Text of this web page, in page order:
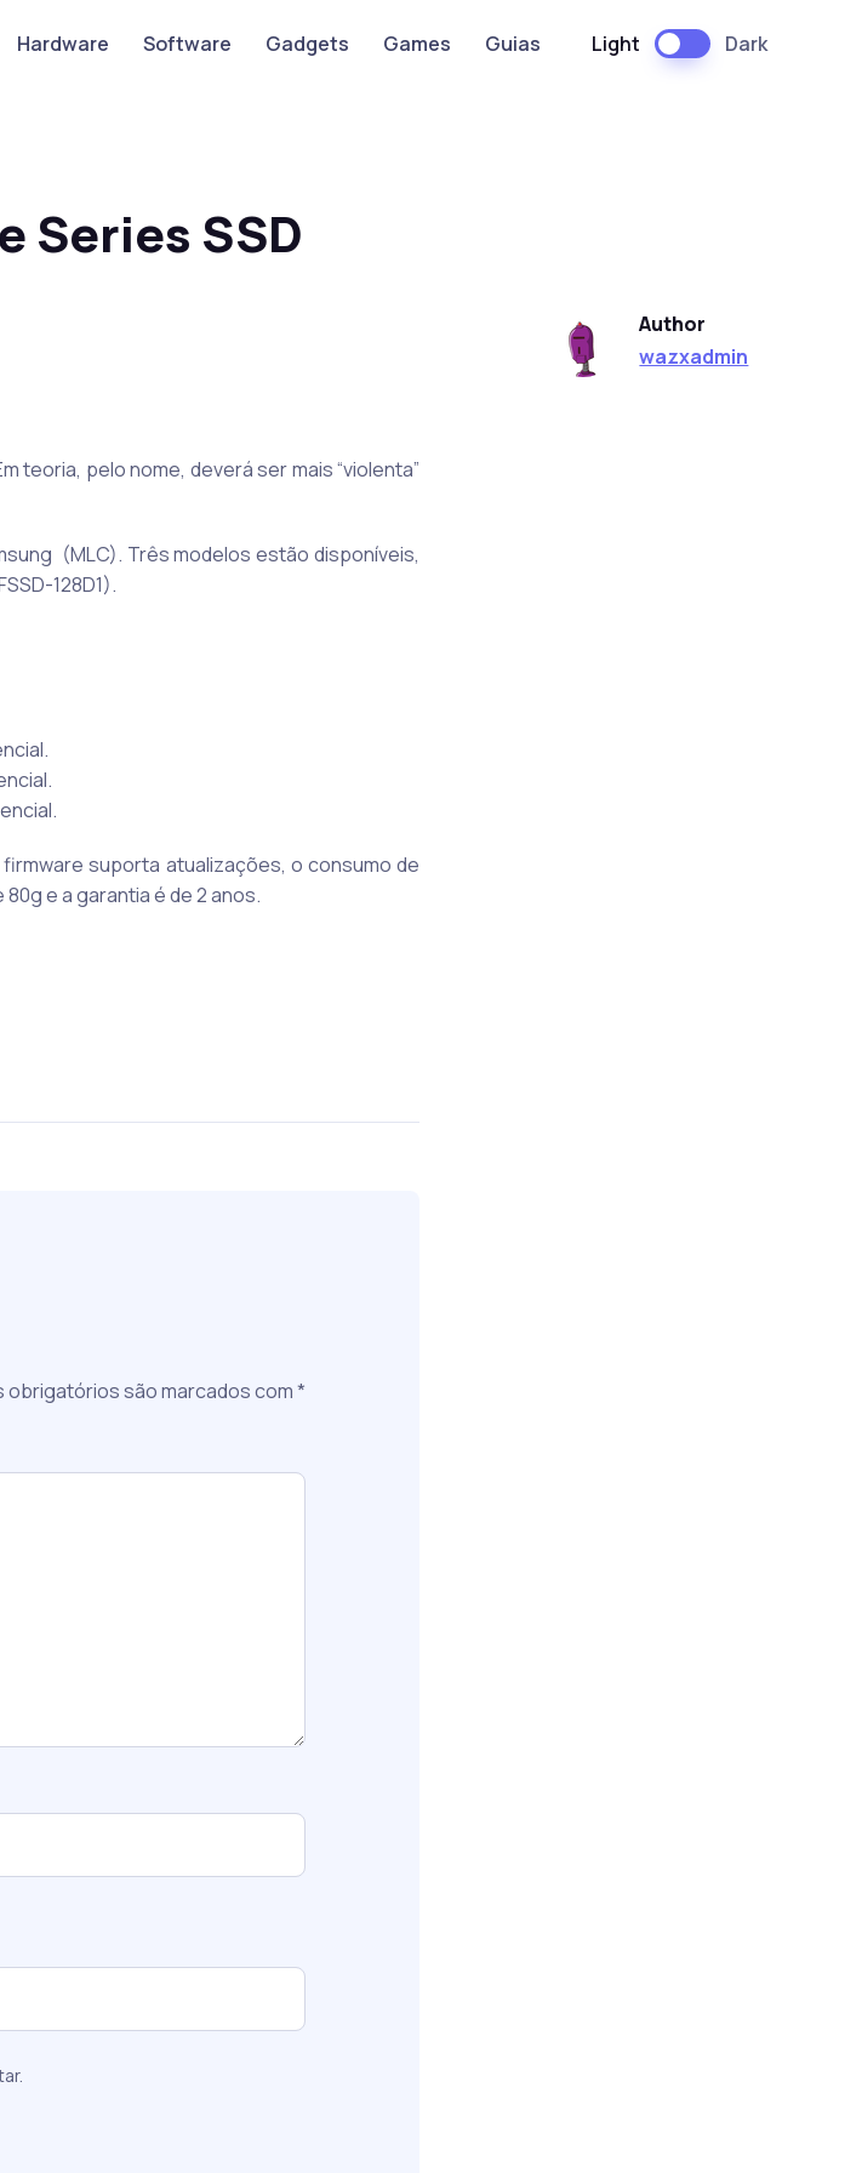
Hardware Software Gadgets Games Guias Light Dark
Series SSD
Author
wazxadmin
teoria, pelo nome, deverá ser mais “violenta”
(MLC). Três modelos estão disponíveis,
128D1).
suporta atualizações, o consumo de
e a garantia é de 2 anos.
obrigatórios são marcados com*